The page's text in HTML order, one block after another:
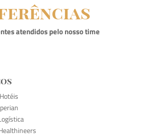
atendidos pelo nosso time